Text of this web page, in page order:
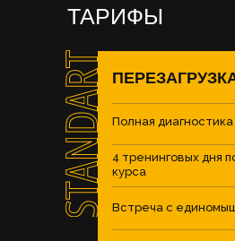
Полная
Встреча с
4 тренинговых дня
курса
ТАРИФЫ